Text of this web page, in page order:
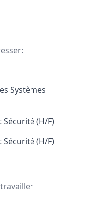
Systèmes
Sécurité (H/F)
Sécurité (H/F)